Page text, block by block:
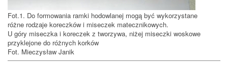
Fot.1. Do formowania ramki hodowlanej mogą być wykorzystane
różne rodzaje koreczków i miseczek matecznikowych.
U góry miseczka i koreczek z tworzywa, niżej miseczki woskowe
przyklejone do różnych korków
Fot. Mieczysław Janik